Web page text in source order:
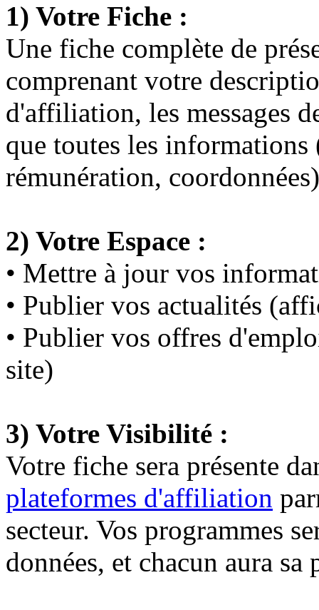
1) Votre Fiche :
Une fiche complète de
comprenant votre
d'affiliation, les messages
que toutes les informations
rémunération,
2) Votre Espace :
• Mettre à jour vos
• Publier vos actualités
• Publier vos offres
site)
3) Votre Visibilité :
Votre fiche sera présente
plateformes d'affiliation
secteur. Vos programmes
données, et chacun aura